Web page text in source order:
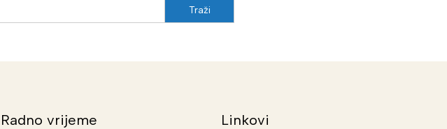
Radno vrijeme
Linkovi